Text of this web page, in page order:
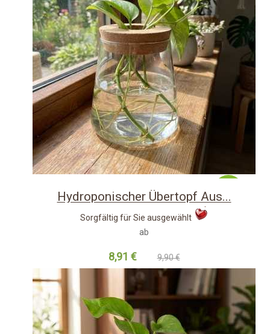
-10%
Hydroponischer Übertopf Aus...
Sorgfältig für Sie ausgewählt
ab
8,91 € 9,90 €